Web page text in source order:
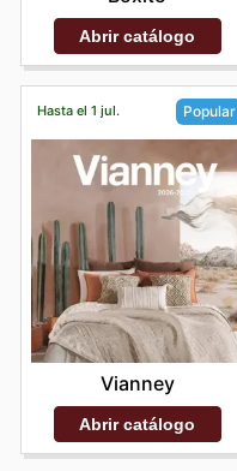
Abrir catálogo
Hasta el 1 jul. Popular
Vianney
Abrir catálogo